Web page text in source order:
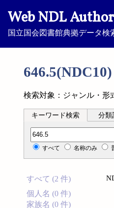
Web NDL
国立国会図書館典拠データ検
検索対象：ジャンル・形
キーワード検索 分類
分類記号検索
すべて 名称のみ
すべて (2 件)
個人名 (0 件)
家族名 (0 件)